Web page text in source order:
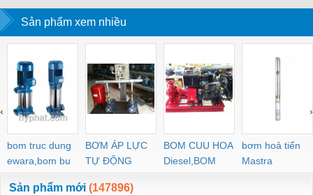
EMPARRO IP67
POWER SUPPLY 1-
PHASE
RJ45 – WEIDMULLERĐO ĐIỆN ÁP –
Sản phẩm xem nhiều
bom truc dung
ewara,bom bu
ewara
BƠM ÁP LỰC
TỰ ĐỘNG
BOM CUU HOA
Diesel,BOM
CHUA CHAY
bơm hoả tiển
Mastra
‹ ›
Sản phẩm mới (147896)